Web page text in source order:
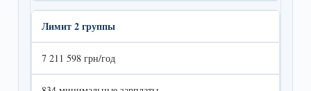
Лимит 2 группы
7 211 598 грн/год